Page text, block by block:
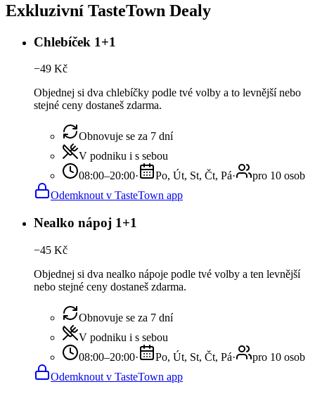
Exkluzivní TasteTown Dealy
Chlebíček 1+1
−49 Kč
Objednej si dva chlebíčky podle tvé volby a to levnější nebo
stejné ceny dostaneš zdarma.
Obnovuje se za 7 dní
V podniku i s sebou
08:00–20:00· Po, Út, St, Čt, Pá·
pro 10 osob
Odemknout v TasteTown app
Nealko nápoj 1+1
−45 Kč
Objednej si dva nealko nápoje podle tvé volby a ten levnější
nebo stejné ceny dostaneš zdarma.
Obnovuje se za 7 dní
V podniku i s sebou
08:00–20:00· Po, Út, St, Čt, Pá·
pro 10 osob
Odemknout v TasteTown app